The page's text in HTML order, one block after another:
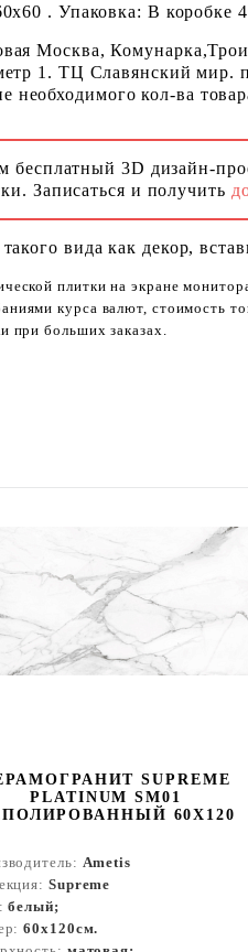
. Упаковка: В коробке
Москва,
1. ТЦ Славянский мир.
кол-ва
бесплатный 3D дизайн-
Записаться и получить
вида как декор,
плитки на экране
курса валют, стоимость
при больших заказах.
SUPREME
PLATINUM SM01
60X120
Ametis
Supreme
белый;
60x120см.